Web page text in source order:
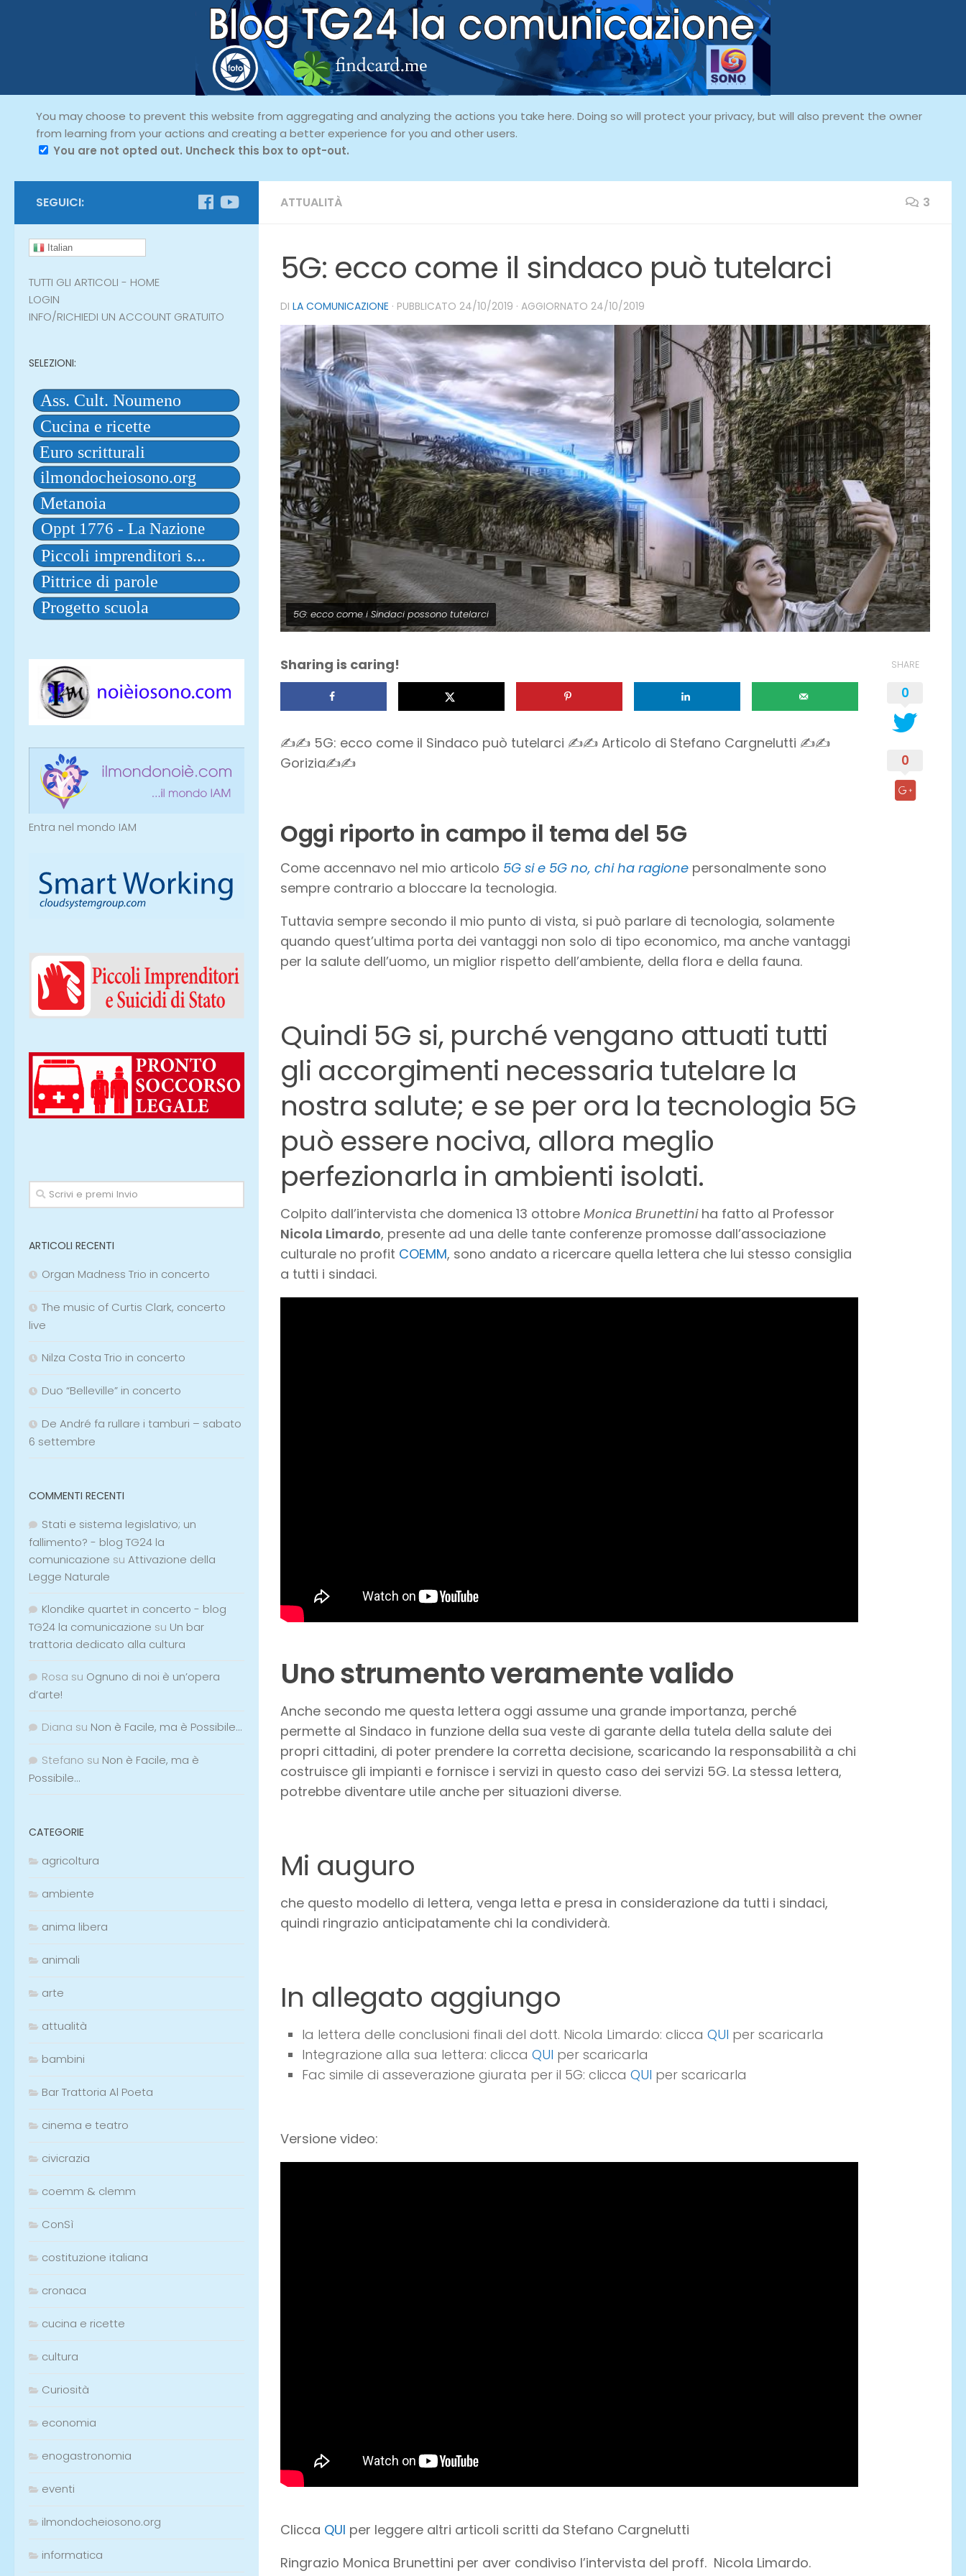
You may choose to prevent this website from aggregating and analyzing the actions you take here. Doing so will protect your privacy, but will also prevent the owner
from learning from your actions and creating a better experience for you and other users.
You are not opted out. Uncheck this box to opt-out.
ATTUALITÀ 3
5G: ecco come il sindaco può tutelarci
DI LA COMUNICAZIONE · PUBBLICATO 24/10/2019 · AGGIORNATO 24/10/2019
5G: ecco come i Sindaci possono tutelarci
Sharing is caring!
✍✍ 5G: ecco come il Sindaco può tutelarci ✍✍ Articolo di Stefano Cargnelutti ✍✍
Gorizia✍✍
Oggi riporto in campo il tema del 5G
Come accennavo nel mio articolo 5G si e 5G no, chi ha ragione personalmente sono
sempre contrario a bloccare la tecnologia.
Tuttavia sempre secondo il mio punto di vista, si può parlare di tecnologia, solamente
quando quest’ultima porta dei vantaggi non solo di tipo economico, ma anche vantaggi
per la salute dell’uomo, un miglior rispetto dell’ambiente, della flora e della fauna.
Quindi 5G si, purché vengano attuati tutti
gli accorgimenti necessaria tutelare la
nostra salute; e se per ora la tecnologia 5G
può essere nociva, allora meglio
perfezionarla in ambienti isolati.
Colpito dall’intervista che domenica 13 ottobre Monica Brunettiniha fatto al Professor
Nicola Limardo, presente ad una delle tante conferenze promosse dall’associazione
culturale no profit COEMM, sono andato a ricercare quella lettera che lui stesso consiglia
a tutti i sindaci.
Uno strumento veramente valido
Anche secondo me questa lettera oggi assume una grande importanza, perché
permette al Sindaco in funzione della sua veste di garante della tutela della salute dei
propri cittadini, di poter prendere la corretta decisione, scaricando la responsabilità a chi
costruisce gli impianti e fornisce i servizi in questo caso dei servizi 5G. La stessa lettera,
potrebbe diventare utile anche per situazioni diverse.
Mi auguro
che questo modello di lettera, venga letta e presa in considerazione da tutti i sindaci,
quindi ringrazio anticipatamente chi la condividerà.
In allegato aggiungo
la lettera delle conclusioni finali del dott. Nicola Limardo: clicca QUI per scaricarla
Integrazione alla sua lettera: clicca QUI per scaricarla
Fac simile di asseverazione giurata per il 5G: clicca QUI per scaricarla
Versione video:
Clicca QUI per leggere altri articoli scritti da Stefano Cargnelutti
Ringrazio Monica Brunettini per aver condiviso l’intervista del proff. Nicola Limardo.
SHARE
0
0
SEGUICI:
Italian
TUTTI GLI ARTICOLI - HOME
LOGIN
INFO/RICHIEDI UN ACCOUNT GRATUITO
SELEZIONI:
Entra nel mondo IAM
ARTICOLI RECENTI
Organ Madness Trio in concerto
The music of Curtis Clark, concerto
live
Nilza Costa Trio in concerto
Duo “Belleville” in concerto
De André fa rullare i tamburi – sabato
6 settembre
COMMENTI RECENTI
Stati e sistema legislativo; un
fallimento? - blog TG24 la
comunicazione su Attivazione della
Legge Naturale
Klondike quartet in concerto - blog
TG24 la comunicazione su Un bar
trattoria dedicato alla cultura
Rosa su Ognuno di noi è un’opera
d’arte!
Diana su Non è Facile, ma è Possibile…
Stefano su Non è Facile, ma è
Possibile…
CATEGORIE
agricoltura
ambiente
anima libera
animali
arte
attualità
bambini
Bar Trattoria Al Poeta
cinema e teatro
civicrazia
coemm & clemm
ConSì
costituzione italiana
cronaca
cucina e ricette
cultura
Curiosità
economia
enogastronomia
eventi
ilmondocheiosono.org
informatica